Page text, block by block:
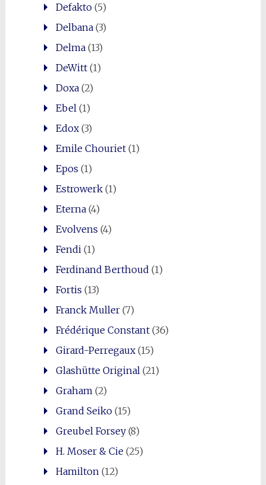
Defakto(5)
Delbana(3)
Delma(13)
DeWitt(1)
Doxa(2)
Ebel(1)
Edox(3)
Emile Chouriet(1)
Epos (1)
Estrowerk(1)
Eterna(4)
Evolvens (4)
Fendi(1)
Ferdinand Berthoud (1)
Fortis (13)
Franck Muller(7)
Frédérique Constant(36)
Girard-Perregaux(15)
Glashütte Original(21)
Graham(2)
Grand Seiko(15)
Greubel Forsey(8)
H. Moser & Cie(25)
Hamilton(12)